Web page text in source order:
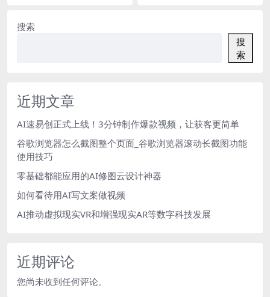
搜索
搜
索
近期文章
AI速易创正式上线！3分钟制作爆款视频，让获客更简单
谷歌浏览器怎么截图整个页面_谷歌浏览器滚动长截图功能
使用技巧
零基础都能应用的AI修图云设计神器
如何看待用AI写文案做视频
AI推动虚拟现实VR和增强现实AR等数字科技发展
近期评论
您尚未收到任何评论。